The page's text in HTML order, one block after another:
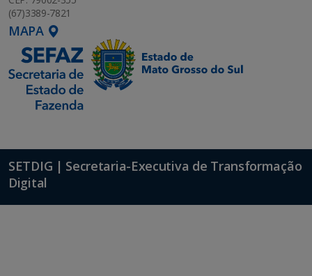
(67)3389-7821
MAPA
SETDIG | Secretaria-Executiva de Transformação
Digital